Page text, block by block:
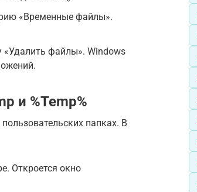
«Временные файлы».
файлы». Windows
и %Temp%
папках. В
Откроется окно